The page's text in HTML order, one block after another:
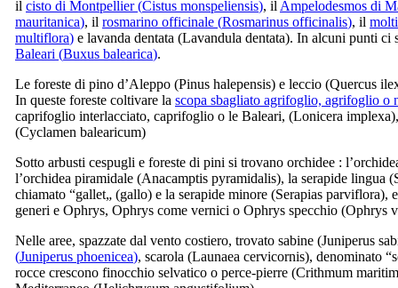
il cisto di Montpellier (Cistus monspeliensis), il Ampelodesmos di
mauritanica), il rosmarino officinale (Rosmarinus officinalis), il
multiflora) e lavanda dentata (Lavandula dentata). In alcuni punti ci
Baleari (Buxus balearica).
Le foreste di pino d’Aleppo (Pinus halepensis) e leccio (Quercus
In queste foreste coltivare la scopa sbagliato agrifoglio, agrifoglio o
caprifoglio interlacciato, caprifoglio o le Baleari, (Lonicera implexa
(Cyclamen balearicum)
Sotto arbusti cespugli e foreste di pini si trovano orchidee :
l’orchidea piramidale (Anacamptis pyramidalis), la serapide lingua (
chiamato “gallet„ (gallo) e la serapide minore (Serapias parviflora),
generi e Ophrys, Ophrys come vernici o Ophrys specchio (Ophrys
Nelle aree, spazzate dal vento costiero, trovato sabine (Juniperus
(Juniperus phoenicea), scarola (Launaea cervicornis), denominato “
rocce crescono finocchio selvatico o perce-pierre (Crithmum